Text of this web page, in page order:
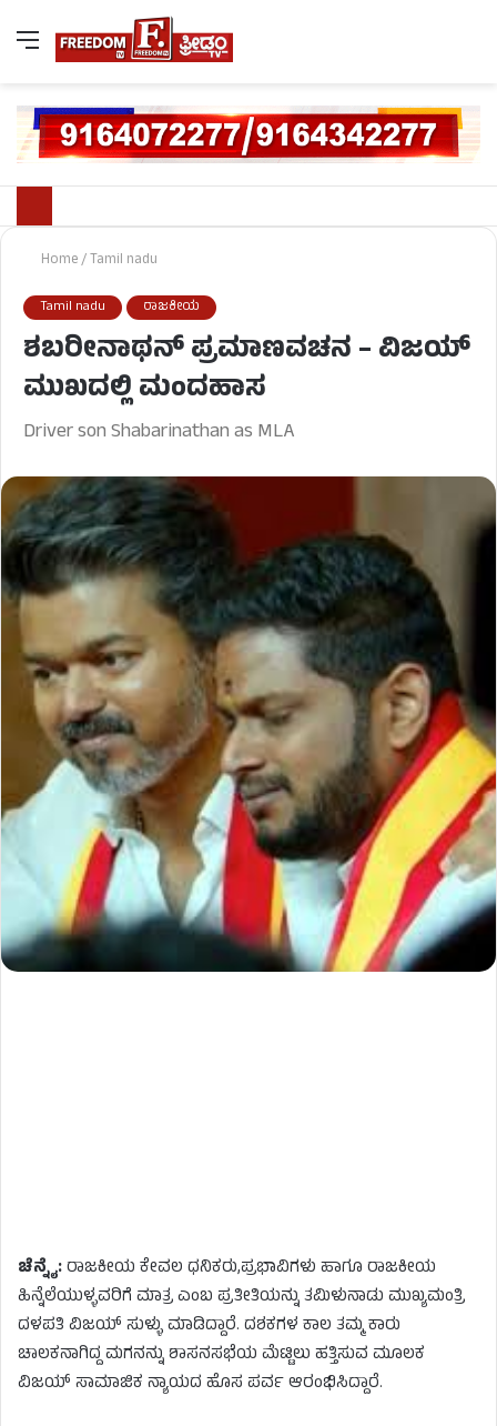
Home/Tamil nadu
Tamil nadu ರಾಜಕೀಯ
ಶಬರೀನಾಥನ್ ಪ್ರಮಾಣವಚನ – ವಿಜಯ್
ಮುಖದಲ್ಲಿ ಮಂದಹಾಸ
Driver son Shabarinathan as MLA
ಚೆನ್ನೈ:ರಾಜಕೀಯ ಕೇವಲ ಧನಿಕರು,ಪ್ರಭಾವಿಗಳು ಹಾಗೂ ರಾಜಕೀಯ
ಹಿನ್ನೆಲೆಯುಳ್ಳವರಿಗೆ ಮಾತ್ರ ಎಂಬ ಪ್ರತೀತಿಯನ್ನು ತಮಿಳುನಾಡು ಮುಖ್ಯಮಂತ್ರಿ
ದಳಪತಿ ವಿಜಯ್ ಸುಳ್ಳು ಮಾಡಿದ್ದಾರೆ. ದಶಕಗಳ ಕಾಲ ತಮ್ಮ ಕಾರು
ಚಾಲಕನಾಗಿದ್ದ ಮಗನನ್ನು ಶಾಸನಸಭೆಯ ಮೆಟ್ಟಿಲು ಹತ್ತಿಸುವ ಮೂಲಕ
ವಿಜಯ್ ಸಾಮಾಜಿಕ ನ್ಯಾಯದ ಹೊಸ ಪರ್ವ ಆರಂಭಿಸಿದ್ದಾರೆ.